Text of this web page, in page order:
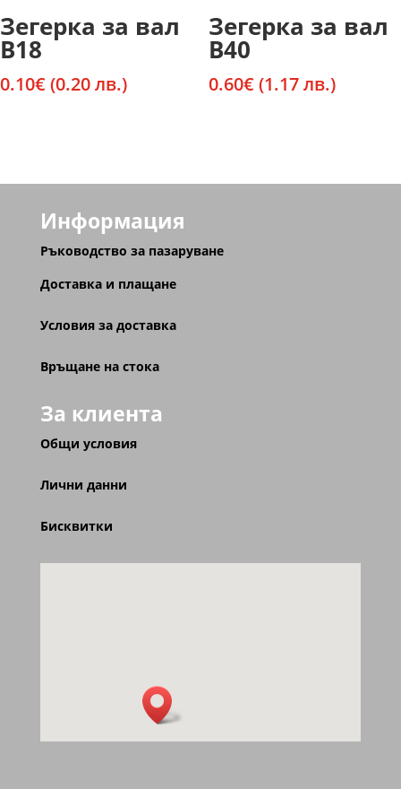
Зегерка за вал
В18
0.10€ (0.20 лв.)
Зегерка за вал
В40
0.60€ (1.17 лв.)
Информация
Ръководство за пазаруване
Доставка и плащане
Условия за доставка
Връщане на стока
За клиента
Общи условия
Лични данни
Бисквитки